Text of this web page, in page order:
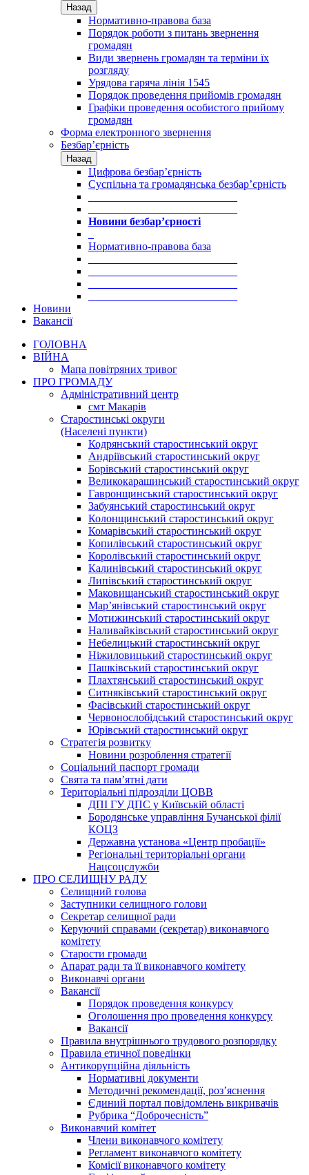
Назад
Нормативно-правова база
Порядок роботи з питань звернення
громадян
Види звернень громадян та терміни їх
розгляду
Урядова гаряча лінія 1545
Порядок проведення прийомів громадян
Графіки проведення особистого прийому
громадян
Форма електронного звернення
Безбар’єрність
Назад
Цифрова безбар’єрність
Суспільна та громадянська безбар’єрність
Новини безбар’єрності
Нормативно-правова база
Новини
Вакансії
ГОЛОВНА
ВІЙНА
Мапа повітряних тривог
ПРО ГРОМАДУ
Aдміністративний центр
смт Макарів
Старостинські округи
(Населені пункти)
Кодрянський старостинський округ
Андріївський старостинський округ
Борівський старостинський округ
Великокарашинський старостинський округ
Гавронщинський старостинський округ
Забуянський старостинський округ
Колонщинський старостинський округ
Комарівський старостинський округ
Копилівський старостинський округ
Королівський старостинський округ
Калинівський старостинський округ
Липівський старостинський округ
Маковищанський старостинський округ
Мар’янівський старостинський округ
Мотижинський старостинський округ
Наливайківський старостинський округ
Небелицький старостинський округ
Ніжиловицький старостинський округ
Пашківський старостинський округ
Плахтянський старостинський округ
Ситняківський старостинський округ
Фасівський старостинський округ
Червонослобідський старостинський округ
Юрівський старостинський округ
Стратегія розвитку
Новини розроблення стратегії
Соціальний паспорт громади
Свята та пам’ятні дати
Територіальні підрозділи ЦОВВ
ДПІ ГУ ДПС у Київській області
Бородянське управління Бучанської філії
КОЦЗ
Державна установа «Центр пробації»
Регіональні територіальні органи
Нацсоцслужби
ПРО СЕЛИЩНУ РАДУ
Селищний голова
Заступники селищного голови
Секретар селищної ради
Керуючий справами (секретар) виконавчого
комітету
Старости громади
Апарат ради та її виконавчого комітету
Виконавчі органи
Вакансії
Порядок проведення конкурсу
Оголошення про проведення конкурсу
Вакансії
Правила внутрішнього трудового розпорядку
Правила етичної поведінки
Антикорупційна діяльність
Нормативні документи
Методичні рекомендації, роз’яснення
Єдиний портал повідомлень викривачів
Рубрика “Доброчесність”
Виконавчий комітет
Члени виконавчого комітету
Регламент виконавчого комітету
Комісії виконавчого комітету